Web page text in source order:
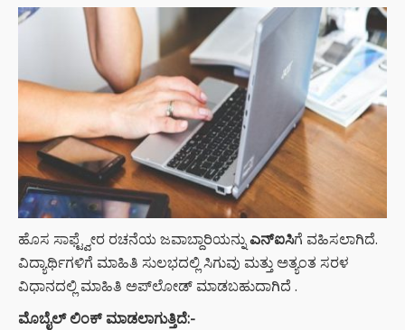
ಹೊಸ ಸಾಫ್ಟ್ವೇರ ರಚನೆಯ ಜವಾಬ್ದಾರಿಯನ್ನುಎನ್‌ಐಸಿಗೆ ವಹಿಸಲಾಗಿದೆ.
ವಿದ್ಯಾರ್ಥಿಗಳಿಗೆ ಮಾಹಿತಿ ಸುಲಭದಲ್ಲಿ ಸಿಗುವು ಮತ್ತು ಅತ್ಯಂತ ಸರಳ
ವಿಧಾನದಲ್ಲಿ ಮಾಹಿತಿ ಅಪ್‌ಲೋಡ್‌ ಮಾಡಬಹುದಾಗಿದೆ .
ಮೊಬೈಲ್‌ ಲಿಂಕ್‌ ಮಾಡಲಾಗುತ್ತಿದೆ:-